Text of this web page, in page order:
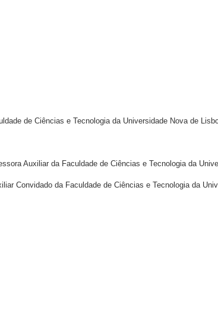
de Ciências e Tecnologia da Universidade Nova de
Auxiliar da Faculdade de Ciências e Tecnologia da
Convidado da Faculdade de Ciências e Tecnologia da